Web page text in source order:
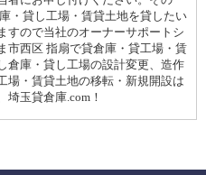
・貸し工場・賃貸土地を貸したい
すので当社のオーナーサポートシ
市西区 指扇で貸倉庫・貸工場・賃
倉庫・貸し工場の設計変更、造作
場・賃貸土地の移転・新規開設は
玉貸倉庫.com！